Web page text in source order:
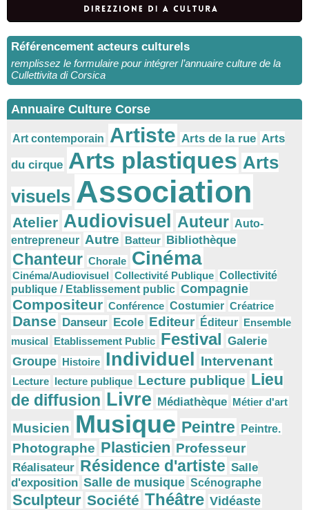
Référencement acteurs culturels
remplissez le formulaire pour intégrer l’annuaire culture de la
Cullettivita di Corsica
Annuaire Culture Corse
Art contemporain Artiste Arts de la rue Arts
du cirque Arts plastiques Arts
visuels Association
Atelier Audiovisuel Auteur Auto-
entrepreneur Autre Batteur Bibliothèque
Chanteur Chorale Cinéma
Cinéma/Audiovisuel Collectivité Publique Collectivité
publique / Etablissement public Compagnie
Compositeur Conférence Costumier Créatrice
Danse Danseur Ecole Editeur Éditeur Ensemble
musical Etablissement Public Festival Galerie
Groupe Histoire Individuel Intervenant
Lecture lecture publique Lecture publique Lieu
de diffusion Livre Médiathèque Métier d'art
Musicien Musique Peintre Peintre.
Photographe Plasticien Professeur
Réalisateur Résidence d'artiste Salle
d'exposition Salle de musique Scénographe
Sculpteur Société Théâtre Vidéaste